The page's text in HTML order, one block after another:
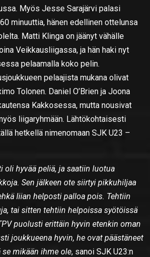
Myös Jesse Sarajärvi palasi
minuuttia, hänen edellinen ottelunsa
Matti Klinga on jäänyt vähälle
Veikkausliigassa, ja hän haki nyt
pelaamalla koko pelin.
pelaajista mukana olivat
Tolonen. Daniel O’Brien ja Joona
Kakkosessa, mutta nousivat
liigaryhmään. Lähtökohtaisesti
hetkellä nimenomaan SJK U23 –
oli hyvää peliä, ja saatiin luotua
Sen jälkeen ote siirtyi pikkuhiljaa
liian helposti palloa pois. Tehtiin
tai sitten tehtiin helpoissa syötöissä
puolusti erittäin hyvin etenkin oman
joukkueena hyvin, he ovat päästäneet
se mikään ihme ole, sanoi SJK U23:n